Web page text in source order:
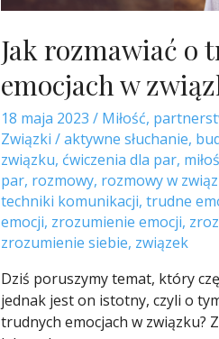
Jak rozmawiać o
emocjach w
18 maja 2023 / Miłość,
Związki /aktywne słuchanie,
związku, ćwiczenia dla par,
par, rozmowy, rozmowy w
techniki komunikacji,trudne
emocji, zrozumienie emocji,
zrozumienie siebie, związek
Dziś poruszymy temat, który
jednak jest on istotny, czyli o
trudnych emocjach w związku?